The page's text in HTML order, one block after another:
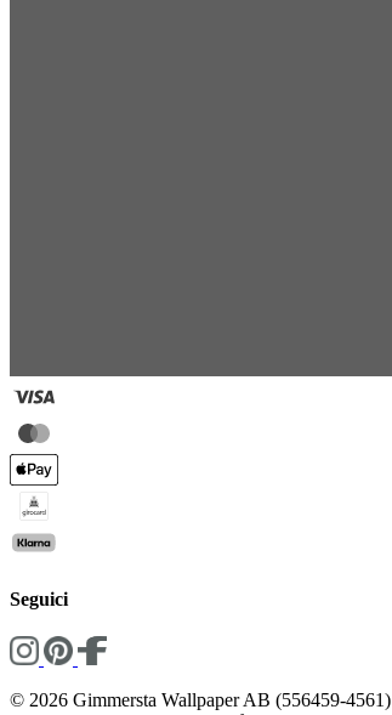
Seguici
© 2026 Gimmersta Wallpaper AB (556459-4561)